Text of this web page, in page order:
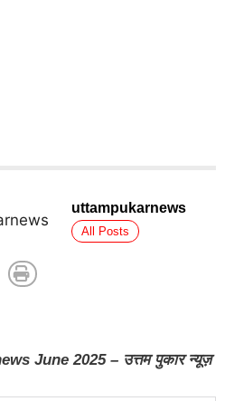
uttampukarnews
All Posts
June 2025 – उत्तम पुकार न्यूज़